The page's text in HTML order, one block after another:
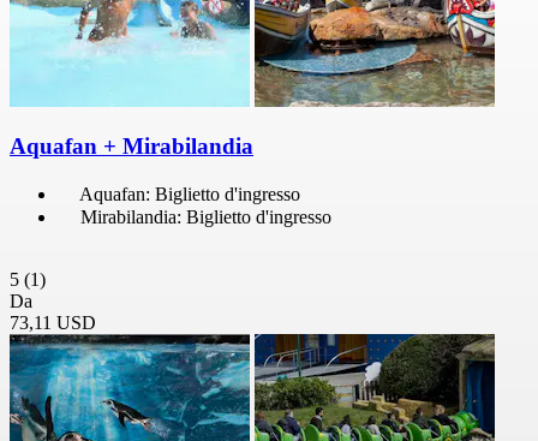
Aquafan + Mirabilandia
Aquafan: Biglietto d'ingresso
Mirabilandia: Biglietto d'ingresso
5 (1)
Da
73,11 USD